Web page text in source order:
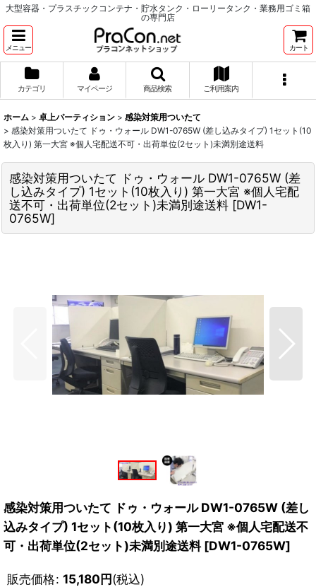
大型容器・プラスチックコンテナ・貯水タンク・ローリータンク・業務用ゴミ箱
の専門店
メニュー カート
カテゴリ マイページ 商品検索 ご利用案内
ホーム > 卓上パーティション > 感染対策用ついたて
> 感染対策用ついたて ドゥ・ウォール DW1-0765W (差し込みタイプ) 1セット(10
枚入り) 第一大宮 ※個人宅配送不可・出荷単位(2セット)未満別途送料
感染対策用ついたて ドゥ・ウォール DW1-0765W (差
し込みタイプ) 1セット(10枚入り) 第一大宮 ※個人宅配
送不可・出荷単位(2セット)未満別途送料 [DW1-
0765W]
感染対策用ついたて ドゥ・ウォール DW1-0765W (差し
込みタイプ) 1セット(10枚入り) 第一大宮 ※個人宅配送不
可・出荷単位(2セット)未満別途送料 [DW1-0765W]
販売価格: 15,180円(税込)